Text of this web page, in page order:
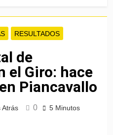
RESULTADOS
de
el Giro: hace
Piancavallo
Atrás 0 5 Minutos